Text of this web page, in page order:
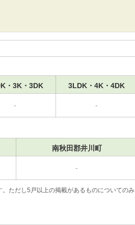
・3K・3DK 3LDK・4K・4DK
- -
南秋田郡井川町
-
ただし5戸以上の掲載があるものについてのみ